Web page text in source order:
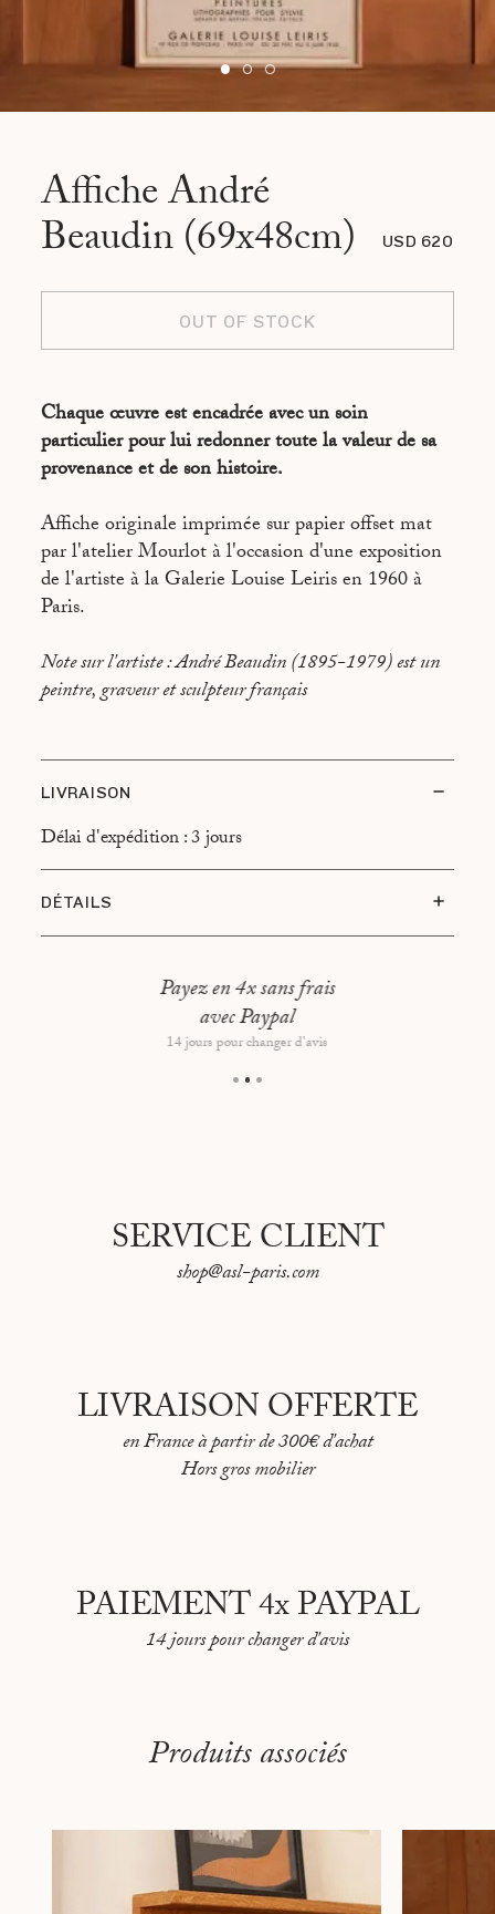
Affiche André
Beaudin (69x48cm) USD 620
OUT OF STOCK
Chaque œuvre est encadrée avec un soin
particulier pour lui redonner toute la valeur de sa
provenance et de son histoire.
Affiche originale imprimée sur papier offset mat
par l'atelier Mourlot à l'occasion d'une exposition
de l'artiste à la Galerie Louise Leiris en 1960 à
Paris.
Note sur l'artiste : André Beaudin (1895-1979) est un
peintre, graveur et sculpteur français
LIVRAISON
Délai d'expédition : 3 jours
DÉTAILS
Type d’encadrement : Cadre en chêne, montage
Dimensions hors tout : 75x54 cm
Payez en 4x sans frais
avec Paypal
14 jours pour changer d'avis
SERVICE CLIENT
shop@asl-paris.com
LIVRAISON OFFERTE
en France à partir de 300€ d'achat
Hors gros mobilier
PAIEMENT 4x PAYPAL
14 jours pour changer d'avis
Produits associés